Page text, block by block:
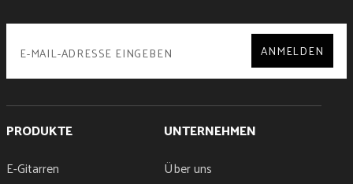
ANMELDEN
PRODUKTE
E-Gitarren
UNTERNEHMEN
Über uns